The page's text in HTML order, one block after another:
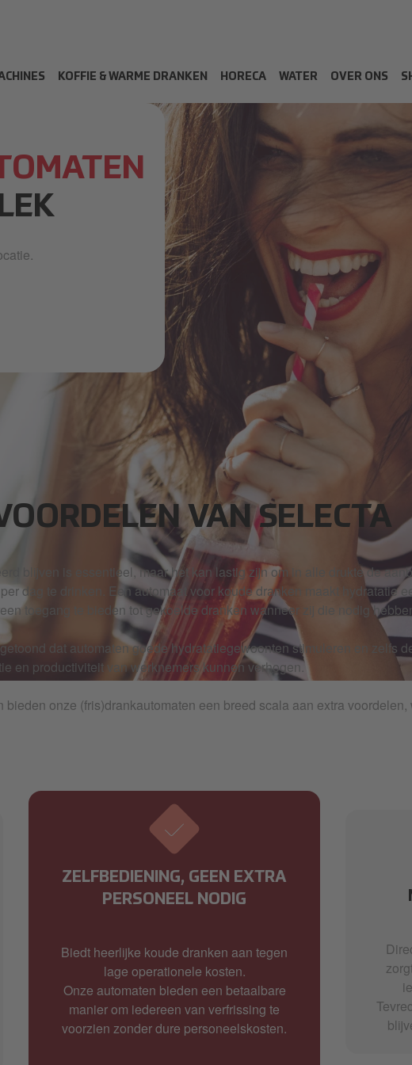
KOFFIE & WARME DRANKEN HORECA WATER OVER ONS
VAN SELECTA
blijven is essentieel, maar het kan lastig zijn om in alle drukte de
dag te drinken. Een automaat voor koude dranken maakt hydratatie
toegang te bieden tot gekoelde dranken wanneer zij die nodig
dat automaten goede hydratatiegewoonten stimuleren en zelfs
en productiviteit van werknemers kunnen verhogen.
bieden onze (fris)drankautomaten een breed scala aan extra voordelen,
ZELFBEDIENING, GEEN EXTRA
PERSONEEL NODIG
Biedt heerlijke koude dranken aan tegen
lage operationele kosten.
Onze automaten bieden een betaalbare
manier om iedereen van verfrissing te
voorzien zonder dure personeelskosten.